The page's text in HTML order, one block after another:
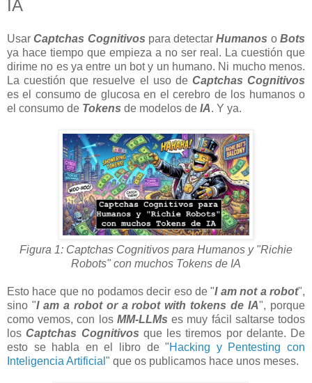
IA
UsarCaptchas Cognitivos para detectarHumanos oBots
ya hace tiempo que empieza a no ser real. La cuestión que
dirime no es ya entre un bot y un humano. Ni mucho menos.
La cuestión que resuelve el uso de Captchas Cognitivos
es el consumo de glucosa en el cerebro de los humanos o
el consumo de Tokens de modelos de IA. Y ya.
Figura 1: Captchas Cognitivos para Humanos y "Richie
Robots" con muchos Tokens de IA
Esto hace que no podamos decir eso de "I am not a robot",
sino "I am a robot or a robot with tokens de IA", porque
como vemos, con los MM-LLMs es muy fácil saltarse todos
losCaptchas Cognitivos que les tiremos por delante. De
esto se habla en el libro de "Hacking y Pentesting con
Inteligencia Artificial " que os publicamos hace unos meses.